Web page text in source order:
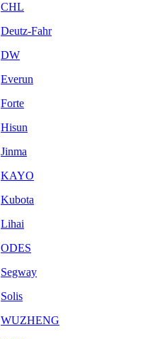
CHL
Deutz-Fahr
DW
Everun
Forte
Hisun
Jinma
KAYO
Kubota
Lihai
ODES
Segway
Solis
WUZHENG